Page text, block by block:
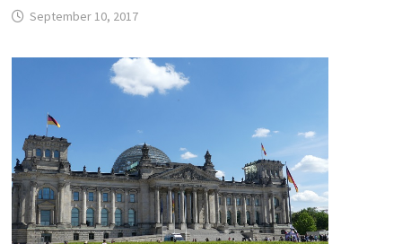
September 10, 2017